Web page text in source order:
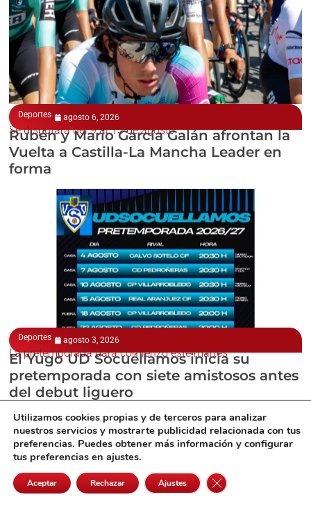
Deportes agosto 6, 2026
Se disputará del 9 al 13 de agosto
Rubén y Mario García Galán afrontan la
Vuelta a Castilla-La Mancha Leader en
forma
Deportes agosto 3, 2026
La pretemporada dará comienzo este martes
El Yugo UD Socuéllamos inicia su
pretemporada con siete amistosos antes
del debut liguero
Utilizamos cookies propias y de terceros para analizar
nuestros servicios y mostrarte publicidad relacionada con tus
preferencias. Puedes obtener más información y configurar
tus preferencias en ajustes.
Aceptar Rechazar Ajustes Cerrar el banner de